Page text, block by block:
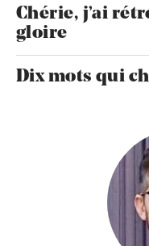
Chérie, j’ai
gloire
Dix mots qui